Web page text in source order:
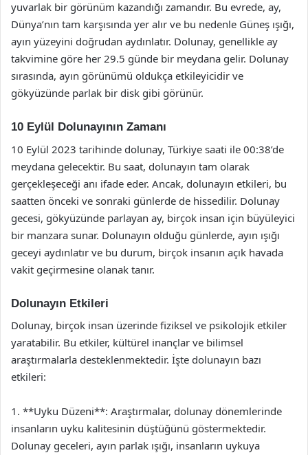
yuvarlak bir görünüm kazandığı zamandır. Bu evrede, ay,
Dünya’nın tam karşısında yer alır ve bu nedenle Güneş ışığı,
ayın yüzeyini doğrudan aydınlatır. Dolunay, genellikle ay
takvimine göre her 29.5 günde bir meydana gelir. Dolunay
sırasında, ayın görünümü oldukça etkileyicidir ve
gökyüzünde parlak bir disk gibi görünür.
10 Eylül Dolunayının Zamanı
10 Eylül 2023 tarihinde dolunay, Türkiye saati ile 00:38’de
meydana gelecektir. Bu saat, dolunayın tam olarak
gerçekleşeceği anı ifade eder. Ancak, dolunayın etkileri, bu
saatten önceki ve sonraki günlerde de hissedilir. Dolunay
gecesi, gökyüzünde parlayan ay, birçok insan için büyüleyici
bir manzara sunar. Dolunayın olduğu günlerde, ayın ışığı
geceyi aydınlatır ve bu durum, birçok insanın açık havada
vakit geçirmesine olanak tanır.
Dolunayın Etkileri
Dolunay, birçok insan üzerinde fiziksel ve psikolojik etkiler
yaratabilir. Bu etkiler, kültürel inançlar ve bilimsel
araştırmalarla desteklenmektedir. İşte dolunayın bazı
etkileri:
1. **Uyku Düzeni**: Araştırmalar, dolunay dönemlerinde
insanların uyku kalitesinin düştüğünü göstermektedir.
Dolunay geceleri, ayın parlak ışığı, insanların uykuya